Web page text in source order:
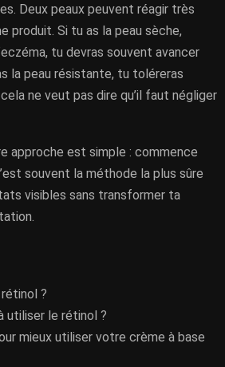
Deux peaux peuvent réagir très
produit. Si tu as la peau sèche,
tu devras souvent avancer
la peau résistante, tu toléreras
ne veut pas dire qu’il faut négliger
approche est simple : commence
souvent la méthode la plus sûre
visibles sans transformer ta
?
utiliser le rétinol ?
mieux utiliser votre crème à base